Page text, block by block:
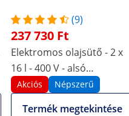
(9)
237 730 Ft
Elektromos olajsütő - 2 x
16 l - 400 V - alsó
tárolószekrénnyel
Akciós Népszerű
Termék megtekintése